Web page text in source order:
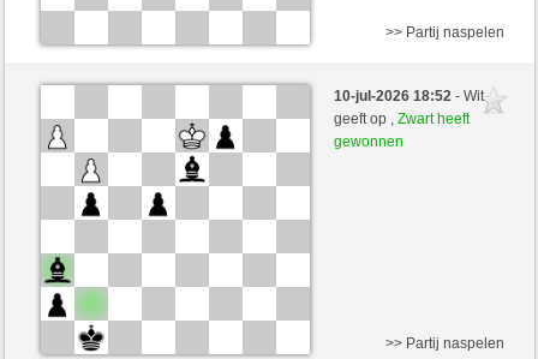
Wit
Gibtsdochgarnicht (1647) (-12)
Speelduur: 2 minutes/side + 0 seconds/move
Partij telt mee voor de ranglijst
>> Partij naspelen
10-jul-2026 18:52- Wit
geeft op ,Zwart heeft
gewonnen
>> Partij naspelen